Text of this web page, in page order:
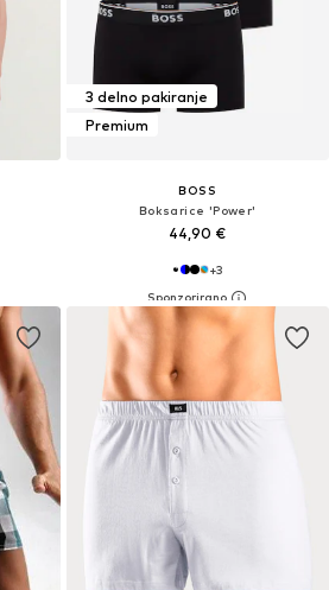
3 delno pakiranje
Premium
BOSS
Boksarice 'Power'
44,90 €
+3